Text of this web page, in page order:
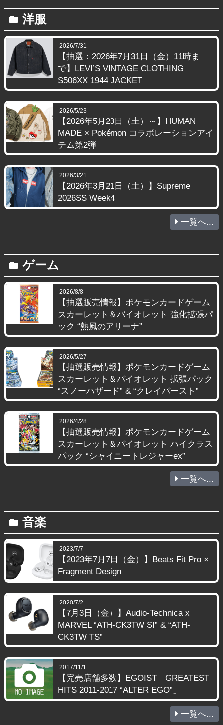
folder 洋服
2026/7/31
【抽選：2026年7月31日（金）11時ま
で】LEVI’S VINTAGE CLOTHING
S506XX 1944 JACKET
2026/5/23
【2026年5月23日（土）～】HUMAN
MADE × Pokémon コラボレーションアイ
テム第2弾
2026/3/21
【2026年3月21日（土）】Supreme
2026SS Week4
一覧へ...
folder ゲーム
2026/8/8
【抽選販売情報】ポケモンカードゲーム
スカーレット＆バイオレット 強化拡張パ
ック “熱風のアリーナ”
2026/5/27
【抽選販売情報】ポケモンカードゲーム
スカーレット＆バイオレット 拡張パック
“スノーハザード” & “クレイバースト”
2026/4/28
【抽選販売情報】ポケモンカードゲーム
スカーレット＆バイオレット ハイクラス
パック “シャイニートレジャーex”
一覧へ...
folder 音楽
2023/7/7
【2023年7月7日（金）】Beats Fit Pro ×
Fragment Design
2020/7/2
【7月3日（金）】Audio-Technica x
MARVEL “ATH-CK3TW SI” & “ATH-
CK3TW TS”
2017/11/1
【完売店舗多数】EGOIST「GREATEST
HITS 2011-2017 “ALTER EGO”」
一覧へ...